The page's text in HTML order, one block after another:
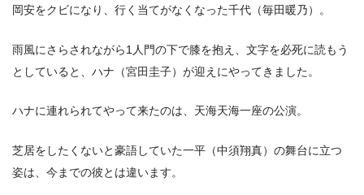
岡安をクビになり、行く当てがなくなった千代（毎田暖乃）。
雨風にさらされながら1人門の下で膝を抱え、文字を必死に読もう
としていると、ハナ（宮田圭子）が迎えにやってきました。
ハナに連れられてやって来たのは、天海天海一座の公演。
芝居をしたくないと豪語していた一平（中須翔真）の舞台に立つ
姿は、今までの彼とは違います。